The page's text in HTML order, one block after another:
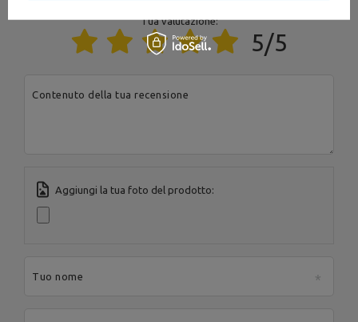
serwis@marbosport.eu
Tua valutazione:
5/5
Contenuto della tua recensione
Aggiungi la tua foto del prodotto:
Tuo nome